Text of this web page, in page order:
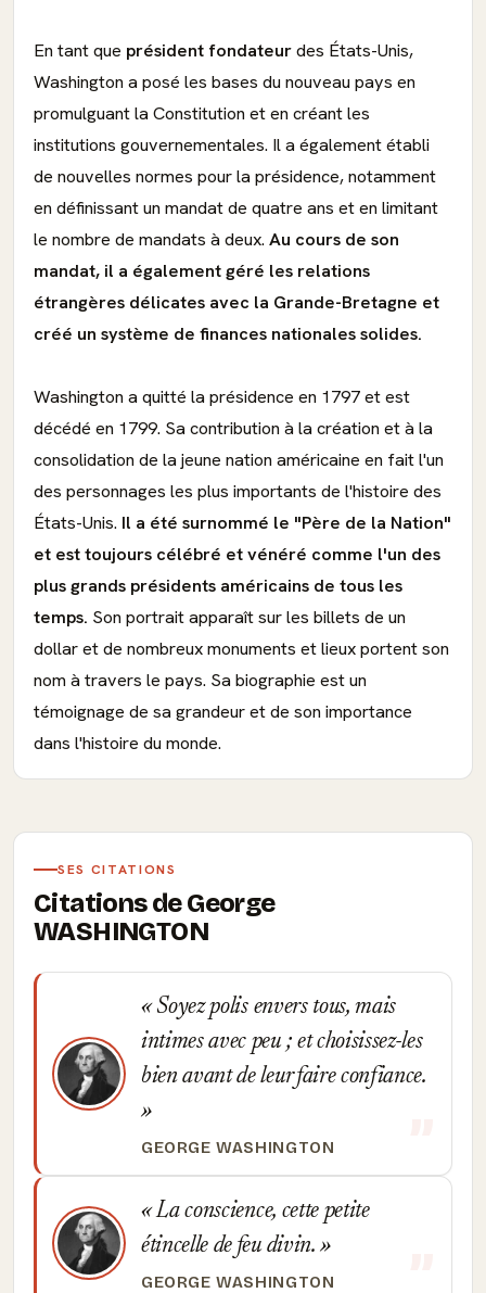
En tant que président fondateurdes États-Unis,
Washington a posé les bases du nouveau pays en
promulguant la Constitution et en créant les
institutions gouvernementales. Il a également établi
de nouvelles normes pour la présidence, notamment
en définissant un mandat de quatre ans et en limitant
le nombre de mandats à deux. Au cours de son
mandat, il a également géré les relations
étrangères délicates avec la Grande-Bretagne et
créé un système de finances nationales solides.
Washington a quitté la présidence en 1797 et est
décédé en 1799. Sa contribution à la création et à la
consolidation de la jeune nation américaine en fait l'un
des personnages les plus importants de l'histoire des
États-Unis. Il a été surnommé le "Père de la Nation"
et est toujours célébré et vénéré comme l'un des
plus grands présidents américains de tous les
temps. Son portrait apparaît sur les billets de un
dollar et de nombreux monuments et lieux portent son
nom à travers le pays. Sa biographie est un
témoignage de sa grandeur et de son importance
dans l'histoire du monde.
SES CITATIONS
Citations de George
WASHINGTON
Soyez polis envers tous, mais
intimes avec peu ; et choisissez-les
bien avant de leur faire confiance.
GEORGE WASHINGTON
La conscience, cette petite
étincelle de feu divin.
GEORGE WASHINGTON